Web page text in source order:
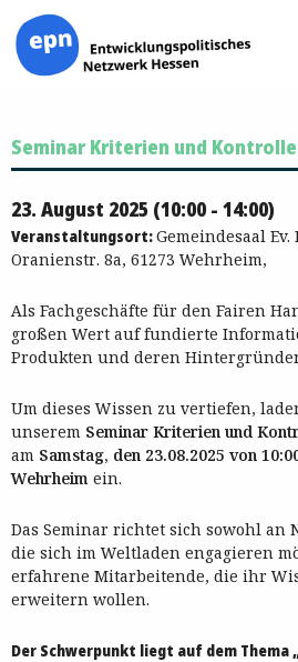
Inhalt
springen
Seminar Kriterien und
23. August 2025 (10:00 - 14:00)
Veranstaltungsort:Gemeindesaal
Oranienstr. 8a, 61273 Wehrheim,
Als Fachgeschäfte für den Fairen
großen Wert auf fundierte
Produkten und deren
Um dieses Wissen zu vertiefen,
unserem Seminar Kriterien und
am Samstag, den 23.08.2025 von
Wehrheim ein.
Das Seminar richtet sich sowohl an
die sich im Weltladen engagieren
erfahrene Mitarbeitende, die ihr
erweitern wollen.
Der Schwerpunkt liegt auf dem Thema